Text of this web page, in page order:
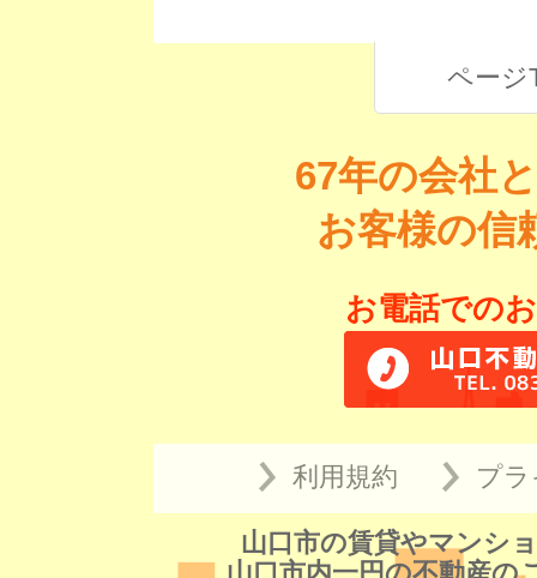
ページ
67年の会社
お客様の信
お電話での
利用規約 プ
山口市の賃貸やマンシ